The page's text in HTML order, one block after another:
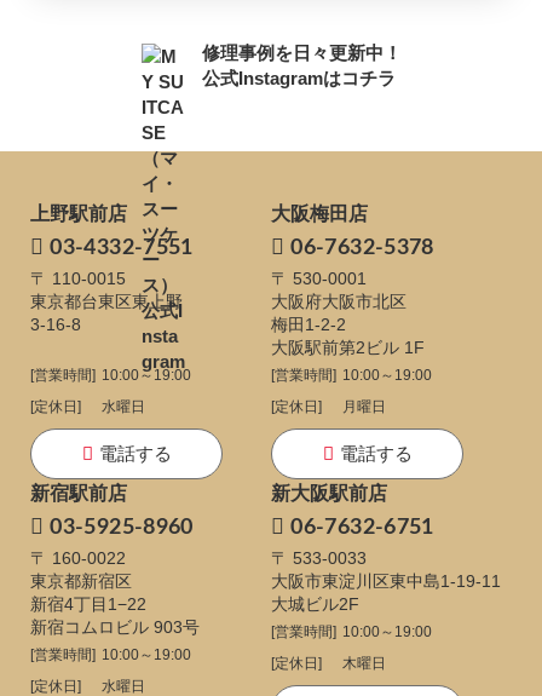
修理事例を日々更新中！
公式Instagramはコチラ
上野駅前店
03-4332-7551
〒 110-0015
東京都台東区東上野
3-16-8
[営業時間] 10:00～19:00
[定休日]
水曜日
電話する
大阪梅田店
06-7632-5378
〒 530-0001
大阪府大阪市北区
梅田1-2-2
大阪駅前第2ビル 1F
[営業時間] 10:00～19:00
[定休日]
月曜日
電話する
新宿駅前店
03-5925-8960
〒 160-0022
東京都新宿区
新宿4丁目1−22
新宿コムロビル 903号
[営業時間] 10:00～19:00
[定休日]
水曜日
新大阪駅前店
06-7632-6751
〒 533-0033
大阪市東淀川区東中島1-19-11
大城ビル2F
[営業時間] 10:00～19:00
[定休日]
木曜日